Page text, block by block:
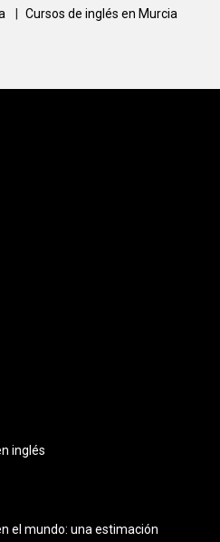
Cursos de inglés en Murcia
inglés
el mundo: una estimación